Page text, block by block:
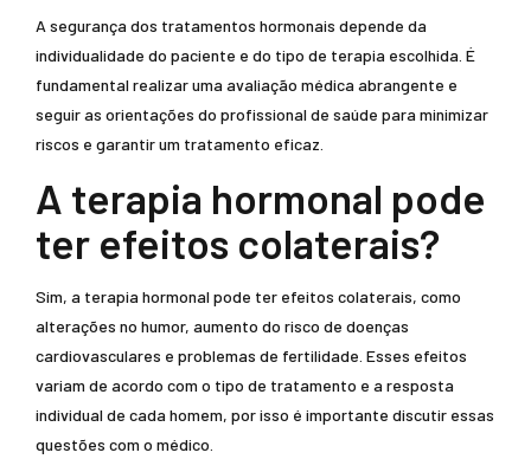
A segurança dos tratamentos hormonais depende da
individualidade do paciente e do tipo de terapia escolhida. É
fundamental realizar uma avaliação médica abrangente e
seguir as orientações do profissional de saúde para minimizar
riscos e garantir um tratamento eficaz.
A terapia hormonal pode
ter efeitos colaterais?
Sim, a terapia hormonal pode ter efeitos colaterais, como
alterações no humor, aumento do risco de doenças
cardiovasculares e problemas de fertilidade. Esses efeitos
variam de acordo com o tipo de tratamento e a resposta
individual de cada homem, por isso é importante discutir essas
questões com o médico.